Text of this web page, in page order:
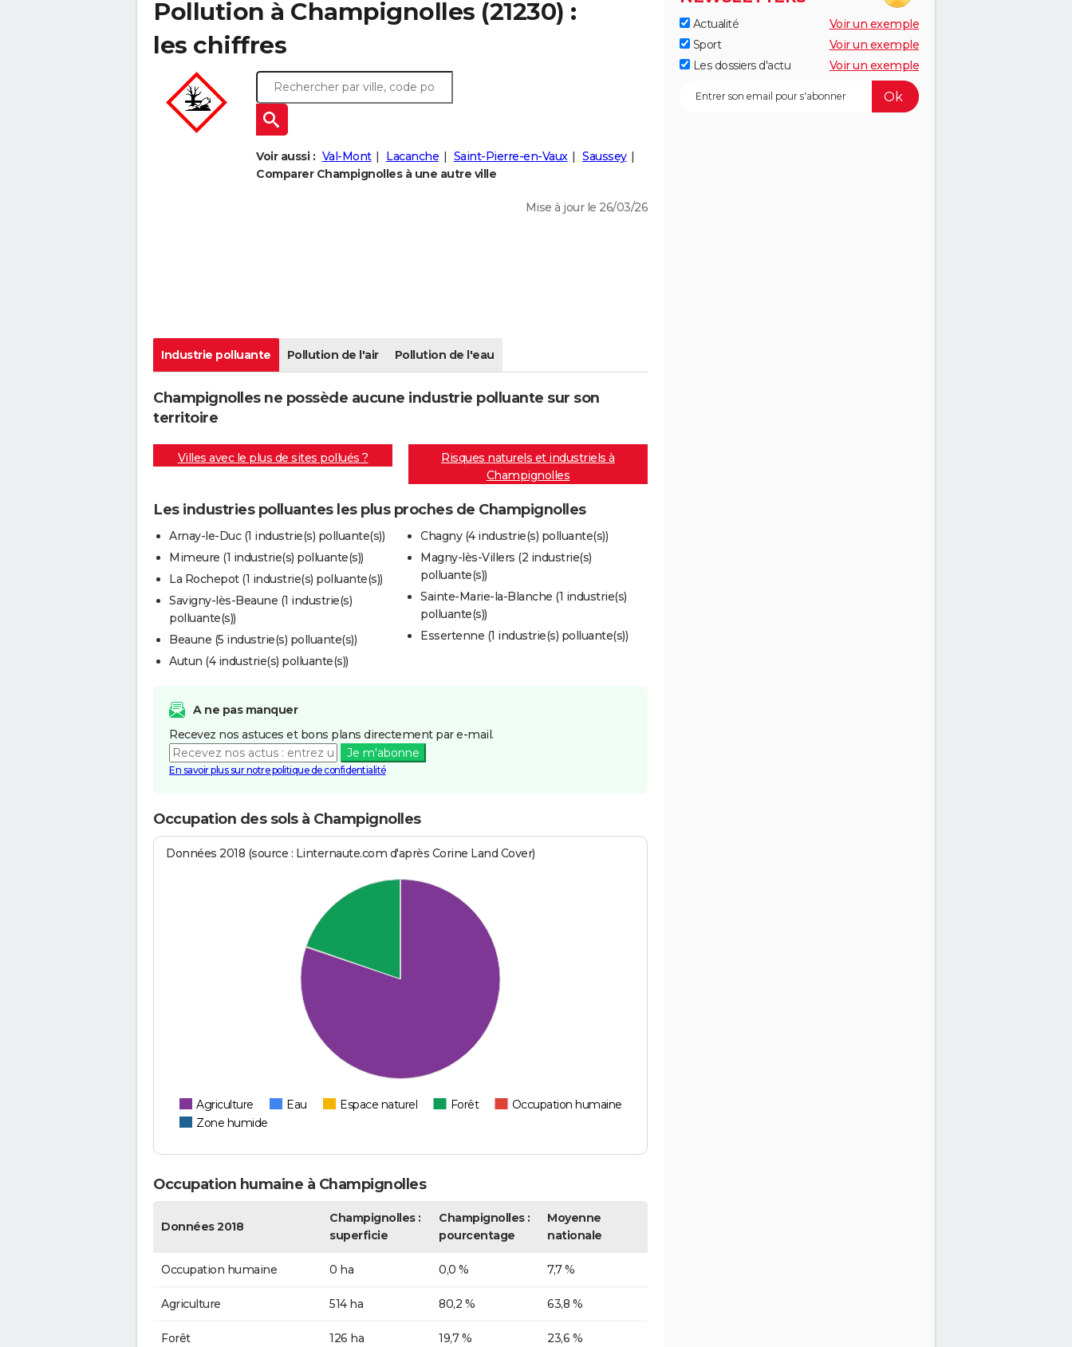
Pollution à Champignolles (21230) :
les chiffres
Voir aussi : Val-Mont Lacanche Saint-Pierre-en-Vaux
Saussey
Comparer Champignolles à une autre ville
Mise à jour le 26/03/26
Industrie polluante Pollution de l'air Pollution de l'eau
Champignolles ne possède aucune industrie polluante sur son
territoire
Villes avec le plus de sites pollués ?
Risques naturels et industriels à
Champignolles
Les industries polluantes les plus proches de Champignolles
Arnay-le-Duc (1 industrie(s) polluante(s))
Mimeure (1 industrie(s) polluante(s))
La Rochepot (1 industrie(s) polluante(s))
Savigny-lès-Beaune (1 industrie(s)
polluante(s))
Beaune (5 industrie(s) polluante(s))
Autun (4 industrie(s) polluante(s))
Chagny (4 industrie(s) polluante(s))
Magny-lès-Villers (2 industrie(s)
polluante(s))
Sainte-Marie-la-Blanche (1 industrie(s)
polluante(s))
Essertenne (1 industrie(s) polluante(s))
A ne pas manquer
Recevez nos astuces et bons plans directement par e-mail.
Je m'abonne
En savoir plus sur notre politique de confidentialité
Occupation des sols à Champignolles
Données 2018 (source : Linternaute.com d'après Corine Land Cover)
Agriculture Eau Espace naturel Forêt
Occupation humaine
Zone humide
Occupation humaine à Champignolles
Données 2018
Champignolles :
superficie
Champignolles :
pourcentage
Moyenne
nationale
Occupation humaine 0 ha 0,0 % 7,7 %
Agriculture 514 ha 80,2 % 63,8 %
Forêt 126 ha 19,7 % 23,6 %
Actualité
Voir un exemple
Sport
Voir un exemple
Les dossiers d'actu
Voir un exemple